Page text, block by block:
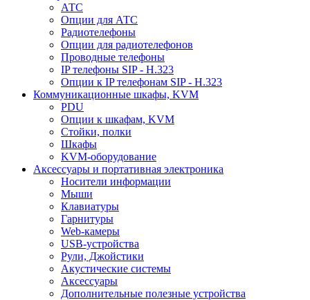
АТС
Опции для АТС
Радиотелефоны
Опции для радиотелефонов
Проводные телефоны
IP телефоны SIP - H.323
Опции к IP телефонам SIP - H.323
Коммуникационные шкафы, KVM
PDU
Опции к шкафам, KVM
Стойки, полки
Шкафы
KVM-оборудование
Аксессуары и портативная электроника
Носители информации
Мыши
Клавиатуры
Гарнитуры
Web-камеры
USB-устройства
Рули, Джойстики
Акустические системы
Аксессуары
Дополнительные полезные устройства